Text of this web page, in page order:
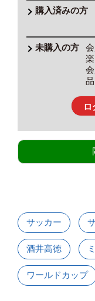
ロ
サッカー
酒井高徳
ワールドカップ